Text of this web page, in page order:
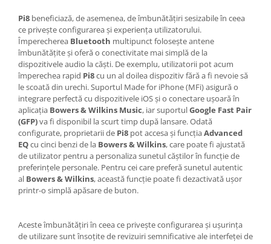
Pi8 beneficiază, de asemenea, de îmbunătățiri sesizabile în ceea
ce privește configurarea și experiența utilizatorului.
Împerecherea Bluetooth multipunct folosește antene
îmbunătățite și oferă o conectivitate mai simplă de la
dispozitivele audio la căști. De exemplu, utilizatorii pot acum
împerechea rapid Pi8cu un al doilea dispozitiv fără a fi nevoie să
le scoată din urechi. Suportul Made for iPhone (MFi) asigură o
integrare perfectă cu dispozitivele iOS și o conectare ușoară în
aplicația Bowers & Wilkins Music, iar suportulGoogle Fast Pair
(GFP)va fi disponibil la scurt timp după lansare. Odată
configurate, proprietarii de Pi8 pot accesa și funcțiaAdvanced
EQcu cinci benzi de la Bowers & Wilkins, care poate fi ajustată
de utilizator pentru a personaliza sunetul căștilor în funcție de
preferințele personale. Pentru cei care preferă sunetul autentic
al Bowers & Wilkins, această funcție poate fi dezactivată ușor
printr-o simplă apăsare de buton.
Aceste îmbunătățiri în ceea ce privește configurarea și ușurința
de utilizare sunt însoțite de revizuiri semnificative ale interfeței de